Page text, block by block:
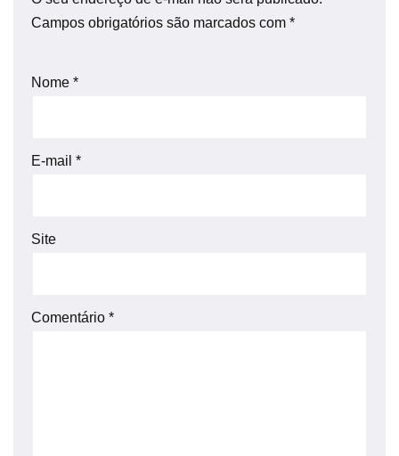
Campos obrigatórios são marcados com *
Nome *
E-mail *
Site
Comentário *